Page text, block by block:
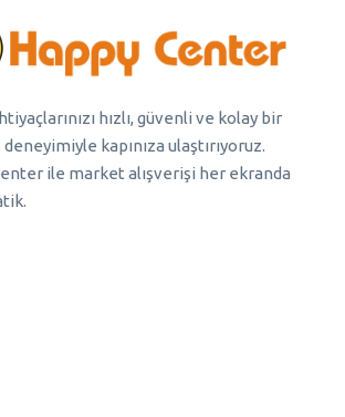
hızlı, güvenli ve kolay bir
deneyimiyle kapınıza ulaştırıyoruz.
ile market alışverişi her ekranda